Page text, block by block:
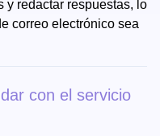
y redactar respuestas, lo
correo electrónico sea
con el servicio